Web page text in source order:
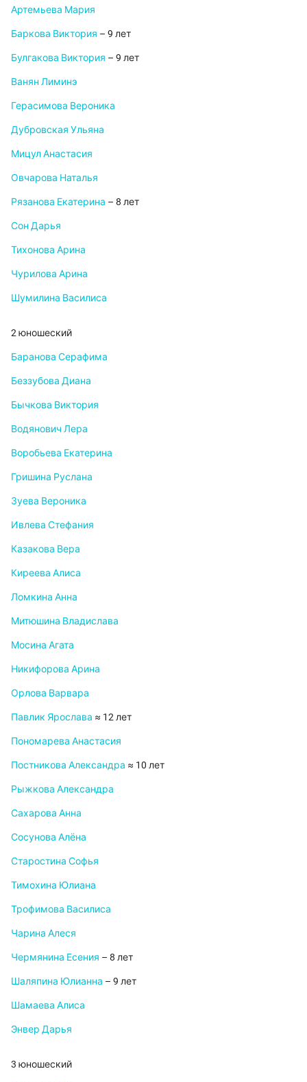
Артемьева Мария
Баркова Виктория – 9 лет
Булгакова Виктория – 9 лет
Ванян Лиминэ
Герасимова Вероника
Дубровская Ульяна
Мицул Анастасия
Овчарова Наталья
Рязанова Екатерина – 8 лет
Сон Дарья
Тихонова Арина
Чурилова Арина
Шумилина Василиса
2 юношеский
Баранова Серафима
Беззубова Диана
Бычкова Виктория
Водянович Лера
Воробьева Екатерина
Гришина Руслана
Зуева Вероника
Ивлева Стефания
Казакова Вера
Киреева Алиса
Ломкина Анна
Митюшина Владислава
Мосина Агата
Никифорова Арина
Орлова Варвара
Павлик Ярослава ≈ 12 лет
Пономарева Анастасия
Постникова Александра ≈ 10 лет
Рыжкова Александра
Сахарова Анна
Сосунова Алёна
Старостина Софья
Тимохина Юлиана
Трофимова Василиса
Чарина Алеся
Чермянина Есения – 8 лет
Шаляпина Юлианна – 9 лет
Шамаева Алиса
Энвер Дарья
3 юношеский